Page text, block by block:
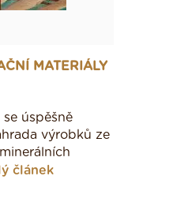
MATERIÁLY
úspěšně
výrobků ze
článek